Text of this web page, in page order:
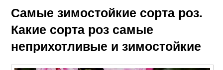
Самые зимостойкие сорта роз.
Какие сорта роз самые
неприхотливые и зимостойкие